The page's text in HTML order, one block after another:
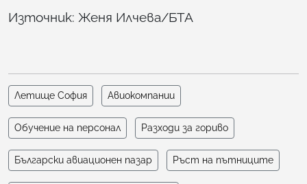
Източник: Женя Илчева/БТА
Летище София Авиокомпании
Обучение на персонал Разходи за гориво
Български авиационен пазар Ръст на пътниците